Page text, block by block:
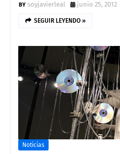
soyjavierleal
junio 25, 2012
SEGUIR LEYENDO »
Noticias